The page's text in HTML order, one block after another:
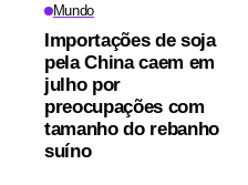
Mundo
Importações de soja
pela China caem em
julho por
preocupações com
tamanho do rebanho
suíno